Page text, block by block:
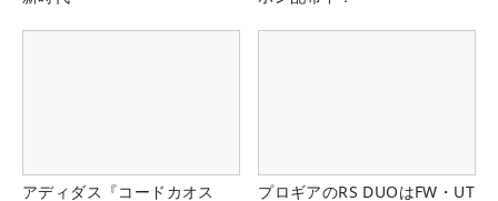
アディダス『コードカオス
プロギアのRS DUOはFW・UT